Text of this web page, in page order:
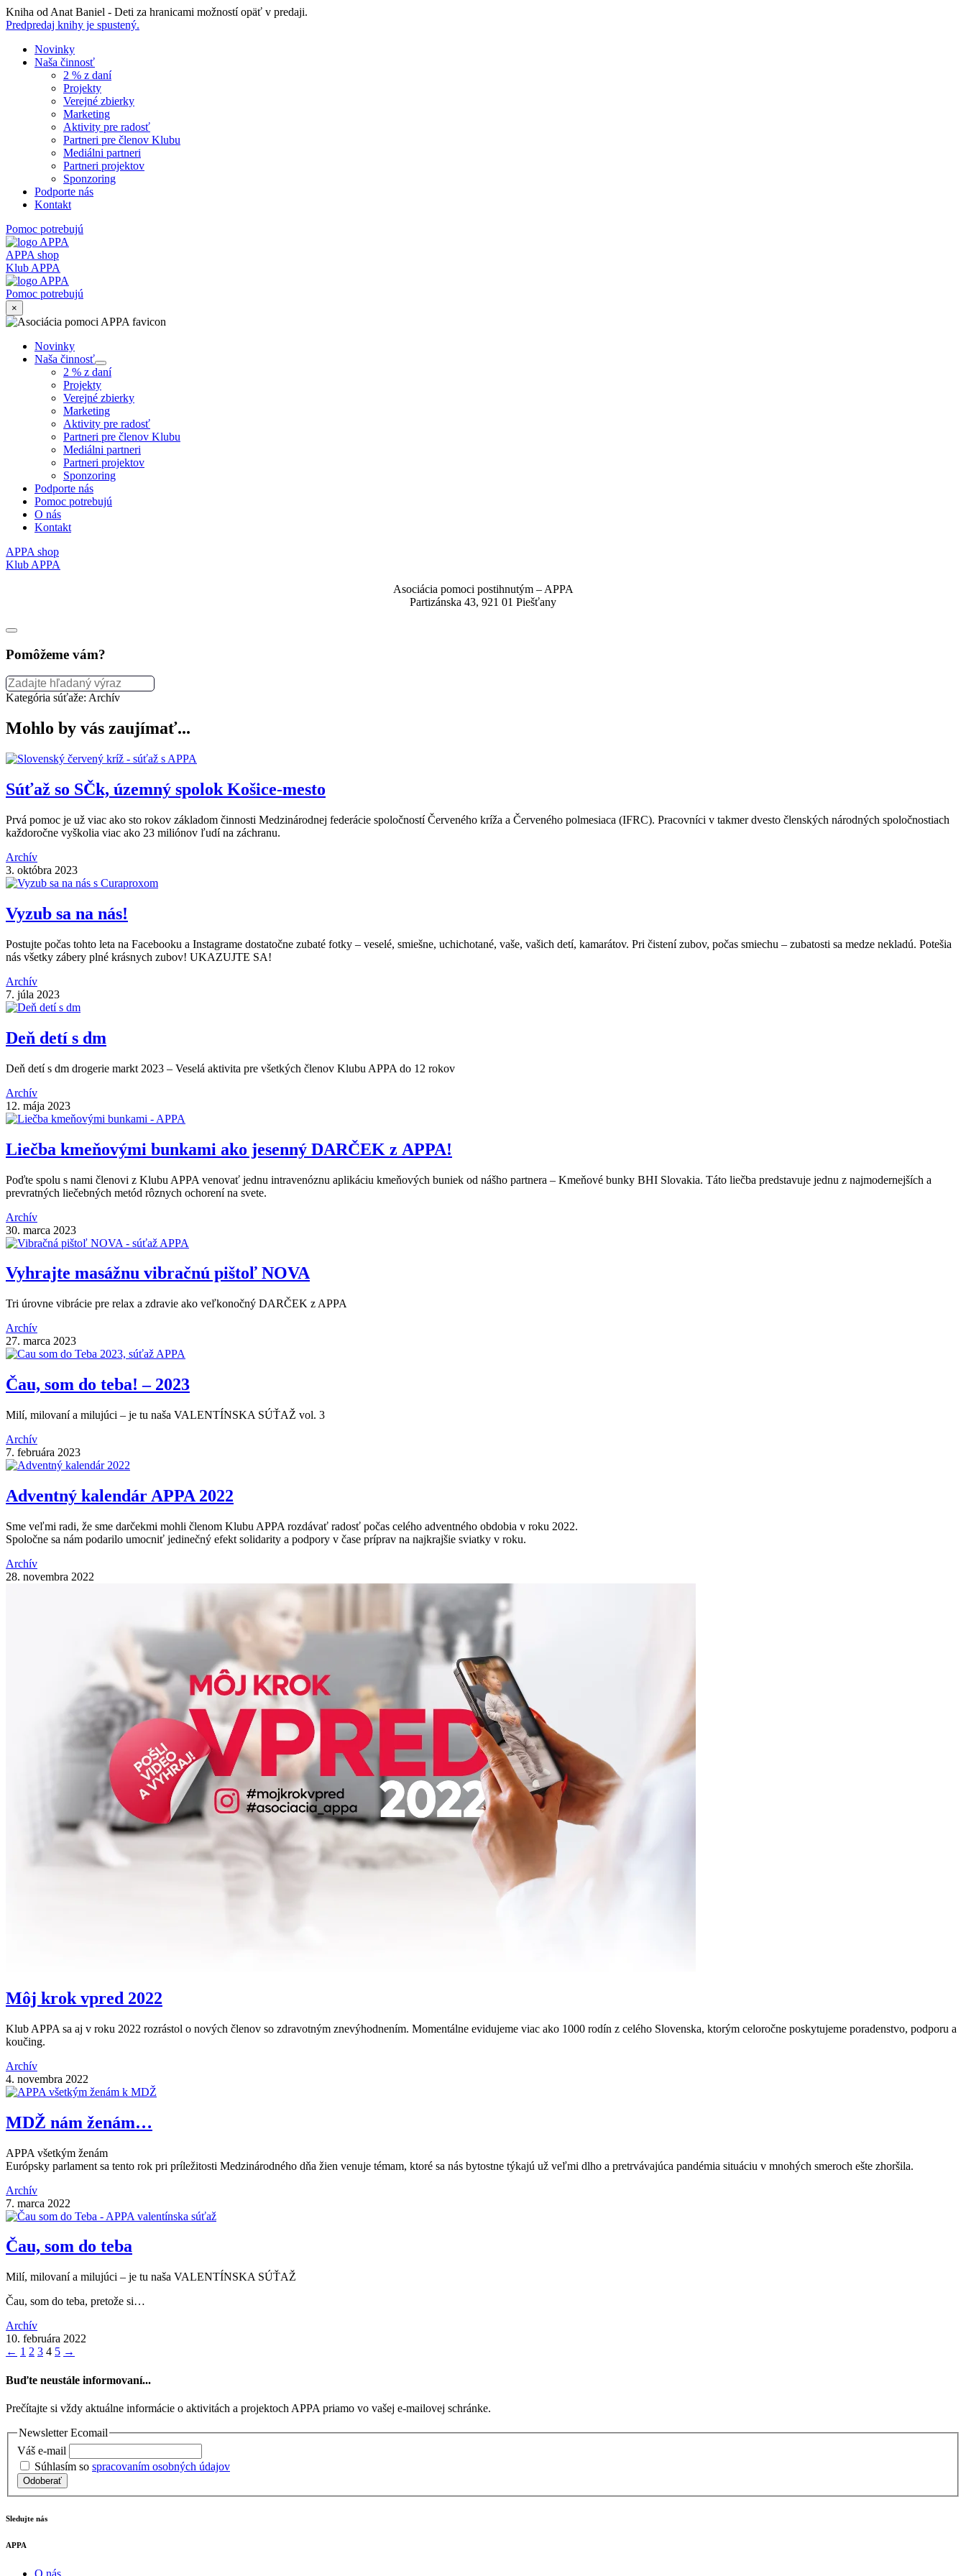
Skip
to
Kniha od Anat Baniel - Deti za hranicami možností opäť v predaji.
Predpredaj knihy je spustený.
Novinky
Naša činnosť
2 % z daní
Projekty
Verejné zbierky
Marketing
Aktivity pre radosť
Partneri pre členov Klubu
Mediálni partneri
Partneri projektov
Sponzoring
Podporte nás
Kontakt
Pomoc potrebujú
APPA shop
Klub APPA
Pomoc potrebujú
×
Novinky
Naša činnosť
Submenu
2 % z daní
Projekty
Verejné zbierky
Marketing
Aktivity pre radosť
Partneri pre členov Klubu
Mediálni partneri
Partneri projektov
Sponzoring
Podporte nás
Pomoc potrebujú
O nás
Kontakt
APPA shop
Klub APPA
Asociácia pomoci postihnutým – APPA
Partizánska 43, 921 01 Piešťany
Pomôžeme vám?
Kategória súťaže: Archív
Mohlo by vás zaujímať...
Súťaž so SČk, územný spolok Košice-mesto
Prvá pomoc je už viac ako sto rokov základom činnosti Medzinárodnej federácie spoločností Červeného kríža a Červeného polmesiaca (IFRC). Pracovníci v takmer dvesto členských národných spoločnostiach
každoročne vyškolia viac ako 23 miliónov ľudí na záchranu.
Archív
3. októbra 2023
Vyzub sa na nás!
Postujte počas tohto leta na Facebooku a Instagrame dostatočne zubaté fotky – veselé, smiešne, uchichotané, vaše, vašich detí, kamarátov. Pri čistení zubov, počas smiechu – zubatosti sa medze nekladú. Potešia
nás všetky zábery plné krásnych zubov! UKAZUJTE SA!
Archív
7. júla 2023
Deň detí s dm
Deň detí s dm drogerie markt 2023 – Veselá aktivita pre všetkých členov Klubu APPA do 12 rokov
Archív
12. mája 2023
Liečba kmeňovými bunkami ako jesenný DARČEK z APPA!
Poďte spolu s nami členovi z Klubu APPA venovať jednu intravenóznu aplikáciu kmeňových buniek od nášho partnera – Kmeňové bunky BHI Slovakia. Táto liečba predstavuje jednu z najmodernejších a
prevratných liečebných metód rôznych ochorení na svete.
Archív
30. marca 2023
Vyhrajte masážnu vibračnú pištoľ NOVA
Tri úrovne vibrácie pre relax a zdravie ako veľkonočný DARČEK z APPA
Archív
27. marca 2023
Čau, som do teba! – 2023
Milí, milovaní a milujúci – je tu naša VALENTÍNSKA SÚŤAŽ vol. 3
Archív
7. februára 2023
Adventný kalendár APPA 2022
Sme veľmi radi, že sme darčekmi mohli členom Klubu APPA rozdávať radosť počas celého adventného obdobia v roku 2022.
Spoločne sa nám podarilo umocniť jedinečný efekt solidarity a podpory v čase príprav na najkrajšie sviatky v roku.
Archív
28. novembra 2022
Môj krok vpred 2022
Klub APPA sa aj v roku 2022 rozrástol o nových členov so zdravotným znevýhodnením. Momentálne evidujeme viac ako 1000 rodín z celého Slovenska, ktorým celoročne poskytujeme poradenstvo, podporu a
koučing.
Archív
4. novembra 2022
MDŽ nám ženám…
APPA všetkým ženám
Európsky parlament sa tento rok pri príležitosti Medzinárodného dňa žien venuje témam, ktoré sa nás bytostne týkajú už veľmi dlho a pretrvávajúca pandémia situáciu v mnohých smeroch ešte zhoršila.
Archív
7. marca 2022
Čau, som do teba
Milí, milovaní a milujúci – je tu naša VALENTÍNSKA SÚŤAŽ
Čau, som do teba, pretože si…
Archív
10. februára 2022
← 1 2 3 4 5 →
Buďte neustále informovaní...
Prečítajte si vždy aktuálne informácie o aktivitách a projektoch APPA priamo vo vašej e-mailovej schránke.
Newsletter Ecomail
Váš e-mail
Súhlasím so spracovaním osobných údajov
Odoberať
Sledujte nás
APPA